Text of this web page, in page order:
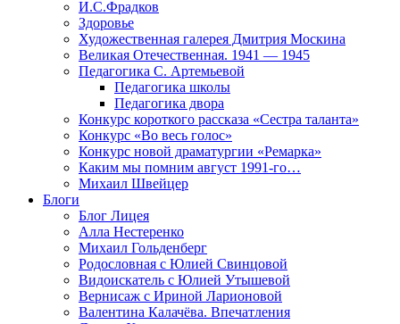
И.С.Фрадков
Здоровье
Художественная галерея Дмитрия Москина
Великая Отечественная. 1941 — 1945
Педагогика С. Артемьевой
Педагогика школы
Педагогика двора
Конкурс короткого рассказа «Сестра таланта»
Конкурс «Во весь голос»
Конкурс новой драматургии «Ремарка»
Каким мы помним август 1991-го…
Михаил Швейцер
Блоги
Блог Лицея
Алла Нестеренко
Михаил Гольденберг
Родословная с Юлией Свинцовой
Видоискатель с Юлией Утышевой
Вернисаж с Ириной Ларионовой
Валентина Калачёва. Впечатления